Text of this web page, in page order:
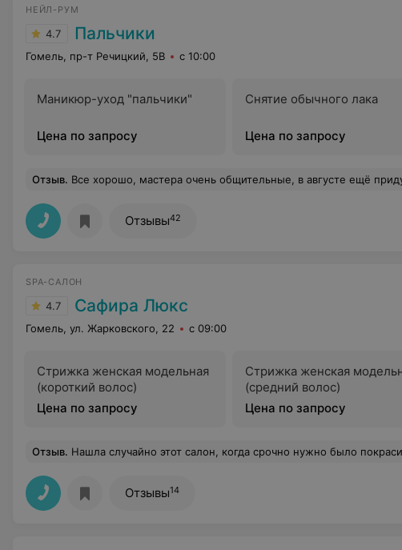
НЕЙЛ-РУМ
4.7 Пальчики
Гомель, пр-т Речицкий, 5В с 10:00
Маникюр-уход "пальчики"
Цена по запросу
Снятие обычного лака
Цена по запросу
Отзыв. Все хорошо, мастера очень общительные, в августе ещё
Отзывы42
SPA-САЛОН
4.7 Сафира Люкс
Гомель, ул. Жарковского, 22 с 09:00
Стрижка женская модельная
(короткий волос)
Цена по запросу
Стрижка женская
(средний волос)
Цена по запросу
Отзыв. Нашла случайно этот салон, когда срочно нужно было покрасить волосы. Попала к Мастеру Марине и уже более
Отзывы14